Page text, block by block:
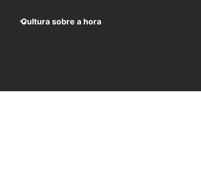
Cultura sobre a hora